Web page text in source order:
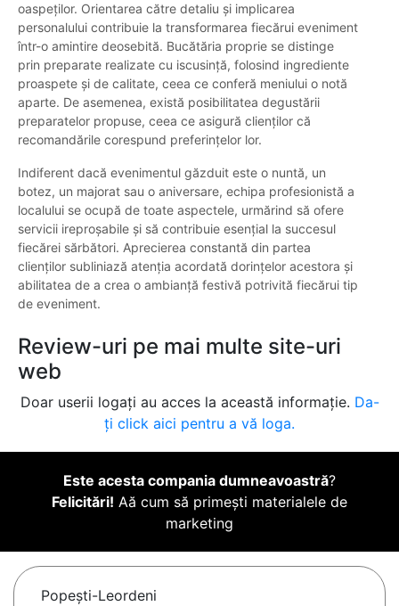
oaspeților. Orientarea către detaliu și implicarea
personalului contribuie la transformarea fiecărui eveniment
într-o amintire deosebită. Bucătăria proprie se distinge
prin preparate realizate cu iscusință, folosind ingrediente
proaspete și de calitate, ceea ce conferă meniului o notă
aparte. De asemenea, există posibilitatea degustării
preparatelor propuse, ceea ce asigură clienților că
recomandările corespund preferințelor lor.
Indiferent dacă evenimentul găzduit este o nuntă, un
botez, un majorat sau o aniversare, echipa profesionistă a
localului se ocupă de toate aspectele, urmărind să ofere
servicii ireproșabile și să contribuie esențial la succesul
fiecărei sărbători. Aprecierea constantă din partea
clienților subliniază atenția acordată dorințelor acestora și
abilitatea de a crea o ambianță festivă potrivită fiecărui tip
de eveniment.
Review-uri pe mai multe site-uri
web
Doar userii logați au acces la această informație. Da-
ți click aici pentru a vă loga.
Este acesta compania dumneavoastră?
Felicitări! Aă cum să primești materialele de
marketing
Popeşti-Leordeni